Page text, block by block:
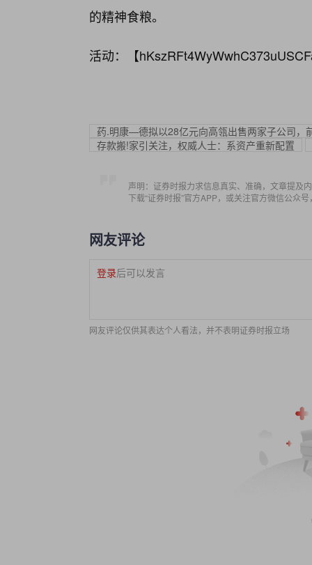
的精神食粮。
活动：【
药.明康—德拟以28亿元向高瓴出售两家子公司，
存款搬!家引关注，权威人士：系资产重新配置
声明：证券时报力求信息真实、准确，文章提及
下载“证券时报”官方APP，或关注官方微信公众
网友评论
登录后可以发言
网友评论仅供其表达个人看法，并不表明证券时报立场